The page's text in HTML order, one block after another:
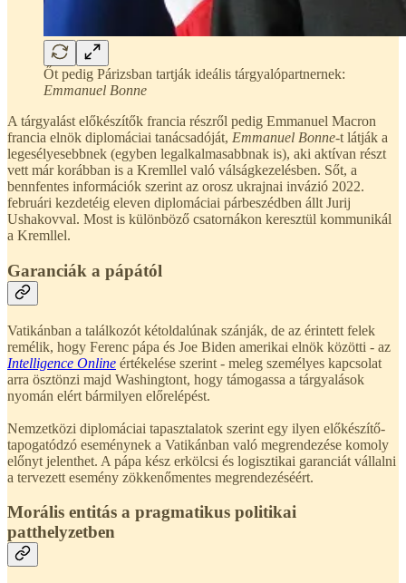
Őt pedig Párizsban tartják ideális tárgyalópartnernek:
Emmanuel Bonne
A tárgyalást előkészítők francia részről pedig Emmanuel Macron
francia elnök diplomáciai tanácsadóját, Emmanuel Bonne-t látják a
legesélyesebbnek (egyben legalkalmasabbnak is), aki aktívan részt
vett már korábban is a Kremllel való válságkezelésben. Sőt, a
bennfentes információk szerint az orosz ukrajnai invázió 2022.
februári kezdetéig eleven diplomáciai párbeszédben állt Jurij
Ushakovval. Most is különböző csatornákon keresztül kommunikál
a Kremllel.
Garanciák a pápától
Vatikánban a találkozót kétoldalúnak szánják, de az érintett felek
remélik, hogy Ferenc pápa és Joe Biden amerikai elnök közötti - az
Intelligence Online értékelése szerint - meleg személyes kapcsolat
arra ösztönzi majd Washingtont, hogy támogassa a tárgyalások
nyomán elért bármilyen előrelépést.
Nemzetközi diplomáciai tapasztalatok szerint egy ilyen előkészítő-
tapogatódzó eseménynek a Vatikánban való megrendezése komoly
előnyt jelenthet. A pápa kész erkölcsi és logisztikai garanciát vállalni
a tervezett esemény zökkenőmentes megrendezéséért.
Morális entitás a pragmatikus politikai
patthelyzetben